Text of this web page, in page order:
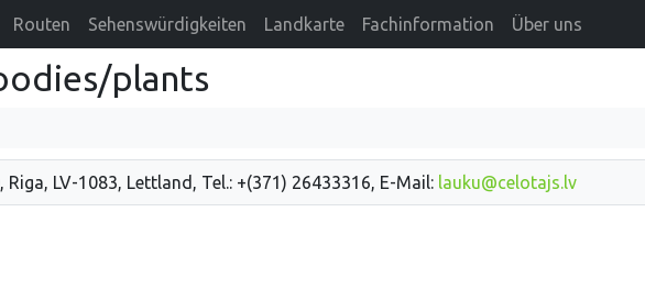
Routen Sehenswürdigkeiten Landkarte Fachinformation Über uns
plants
LV-1083, Lettland, Tel.: +(371) 26433316, E-Mail: lauku@celotajs.lv